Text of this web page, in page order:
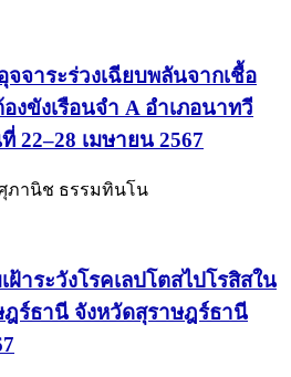
จาระร่วงเฉียบพลันจากเชื้อ
งขังเรือนจำ A อำเภอนาทวี
22–28 เมษายน 2567
ภานิช ธรรมทินโน
ฝ้าระวังโรคเลปโตสไปโรสิสใน
ฎร์ธานี จังหวัดสุราษฎร์ธานี